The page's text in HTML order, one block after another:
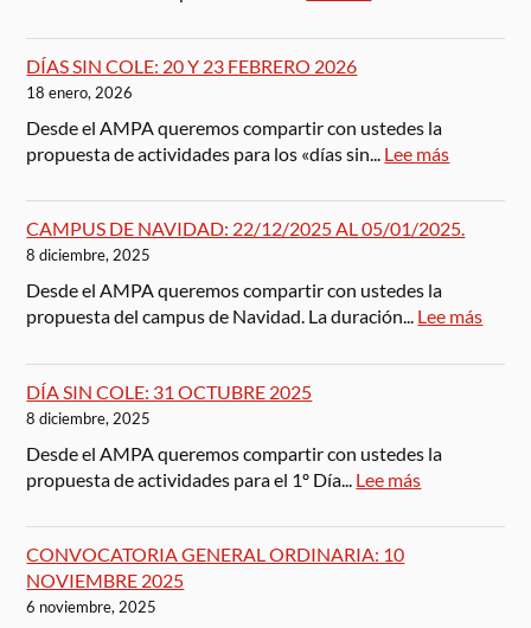
DÍAS SIN COLE: 20 Y 23 FEBRERO 2026
18 enero, 2026
Desde el AMPA queremos compartir con ustedes la
propuesta de actividades para los «días sin... Lee más
CAMPUS DE NAVIDAD: 22/12/2025 AL 05/01/2025.
8 diciembre, 2025
Desde el AMPA queremos compartir con ustedes la
propuesta del campus de Navidad. La duración... Lee más
DÍA SIN COLE: 31 OCTUBRE 2025
8 diciembre, 2025
Desde el AMPA queremos compartir con ustedes la
propuesta de actividades para el 1º Día... Lee más
CONVOCATORIA GENERAL ORDINARIA: 10
NOVIEMBRE 2025
6 noviembre, 2025